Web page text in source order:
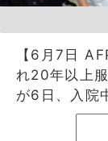
【6月7日
れ20年以上
が6日、入院